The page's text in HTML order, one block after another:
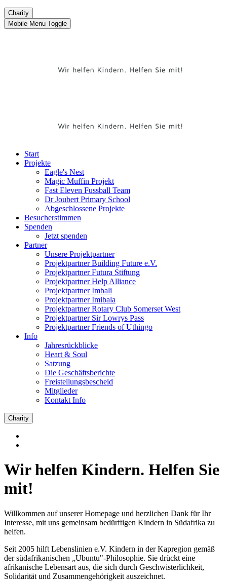
Charity
Mobile Menu Toggle
Start
Projekte
Eagle's Nest
Magic Muffin Projekt
Fast Eleven Fussball Team
Dr Joubert Primary School
Abgeschlossene Projekte
Besucherstimmen
Spenden
Jetzt spenden
Partner
Unsere Projektpartner
Projektpartner Building Future e.V.
Projektpartner Futura Stiftung
Projektpartner Help Alliance
Projektpartner Imbali
Projektpartner Imibala
Projektpartner Rotary Club Somerset West
Projektpartner Sir Lowrys Pass
Projektpartner Friends of Uthingo
Info
Jahresrückblicke
Heart & Soul
Satzung
Die Geschäftsberichte
Freistellungsbescheid
Mitglieder
Kontakt Info
Charity
Wir helfen Kindern. Helfen Sie
mit!
Willkommen auf unserer Homepage und herzlichen Dank für Ihr
Interesse, mit uns gemeinsam bedürftigen Kindern in Südafrika zu
helfen.
Seit 2005 hilft Lebenslinien e.V. Kindern in der Kapregion gemäß
der südafrikanischen „Ubuntu"-Philosophie. Sie drückt eine
afrikanische Lebensart aus, die sich durch Geschwisterlichkeit,
Solidarität und Zusammengehörigkeit auszeichnet.